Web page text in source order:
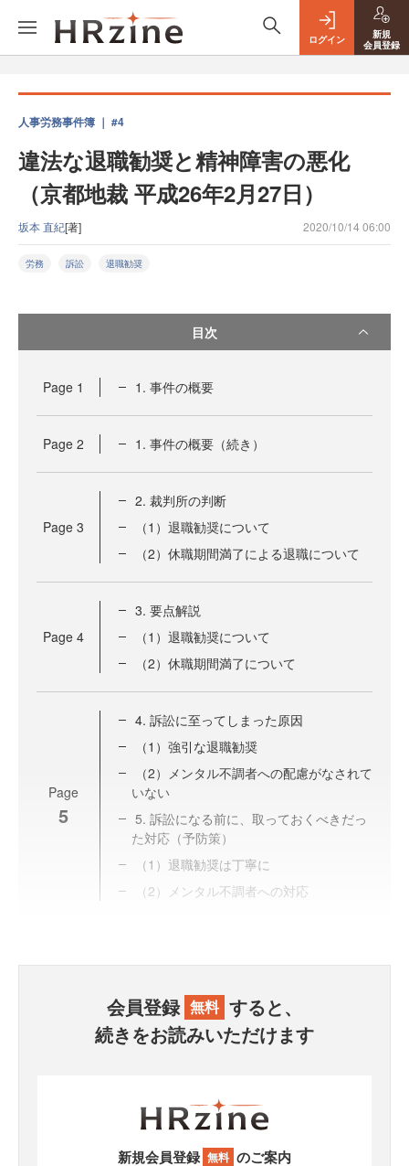
ログイン
新規
会員登録
人事労務事件簿 ｜ #4
違法な退職勧奨と精神障害の悪化
（京都地裁 平成26年2月27日）
坂本 直紀[著] 2020/10/14 06:00
労務 訴訟 退職勧奨
目次
Page 1 1. 事件の概要
Page 2 1. 事件の概要（続き）
Page 3
2. 裁判所の判断
（1）退職勧奨について
（2）休職期間満了による退職について
Page 4
3. 要点解説
（1）退職勧奨について
（2）休職期間満了について
Page
5
4. 訴訟に至ってしまった原因
（1）強引な退職勧奨
（2）メンタル不調者への配慮がなされて
いない
5. 訴訟になる前に、取っておくべきだっ
た対応（予防策）
（1）退職勧奨は丁寧に
（2）メンタル不調者への対応
会員登録 無料 すると、
続きをお読みいただけます
新規会員登録 無料 のご案内